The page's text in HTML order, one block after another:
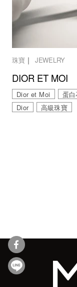
珠寶｜ JEWELRY
DIOR ET MOI
Dior et Moi 蛋
Dior
高級珠寶